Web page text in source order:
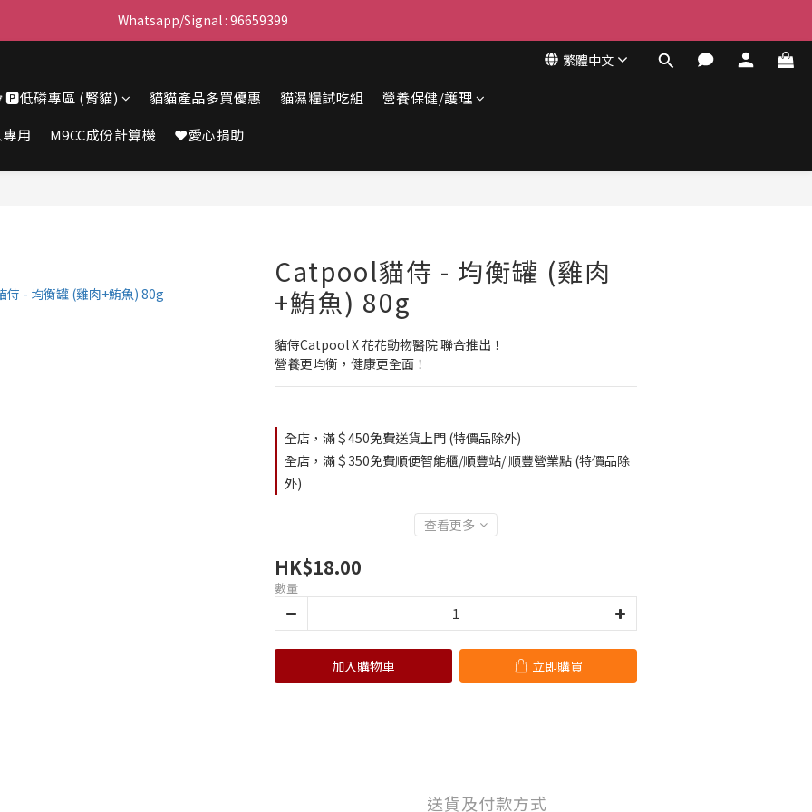
滿$450免費送貨上門 I 滿$350免運 順豐自取
Whatsapp/Signal : 96659399
滿$450免費送貨上門 I 滿$350免運 順豐自取
繁體中文
低磷專區 (腎貓) 貓貓產品多買優惠 貓濕糧試吃組
營養保健/護理
用
M9CC成份計算機 ❤️愛心捐助
Catpool貓侍 - 均衡罐 (雞肉
+鮪魚) 80g
貓侍Catpool X 花花動物醫院 聯合推出！
營養更均衡，健康更全面！
全店，滿＄450免費送貨上門 (特價品除外)
全店，滿＄350免費順便智能櫃/順豐站/ 順豐營業點 (特價品除
外)
查看更多
HK$18.00
數量
加入購物車 立即購買
送貨及付款方式